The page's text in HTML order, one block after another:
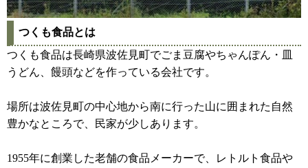
つくも食品とは
つくも食品は長崎県波佐見町でごま豆腐やちゃんぽん・皿
うどん、饅頭などを作っている会社です。
場所は波佐見町の中心地から南に行った山に囲まれた自然
豊かなところで、民家が少しあります。
1955年に創業した老舗の食品メーカーで、レトルト食品や